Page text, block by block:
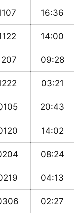
16:36
14:00
09:28
03:21
20:43
14:02
08:24
04:13
02:27